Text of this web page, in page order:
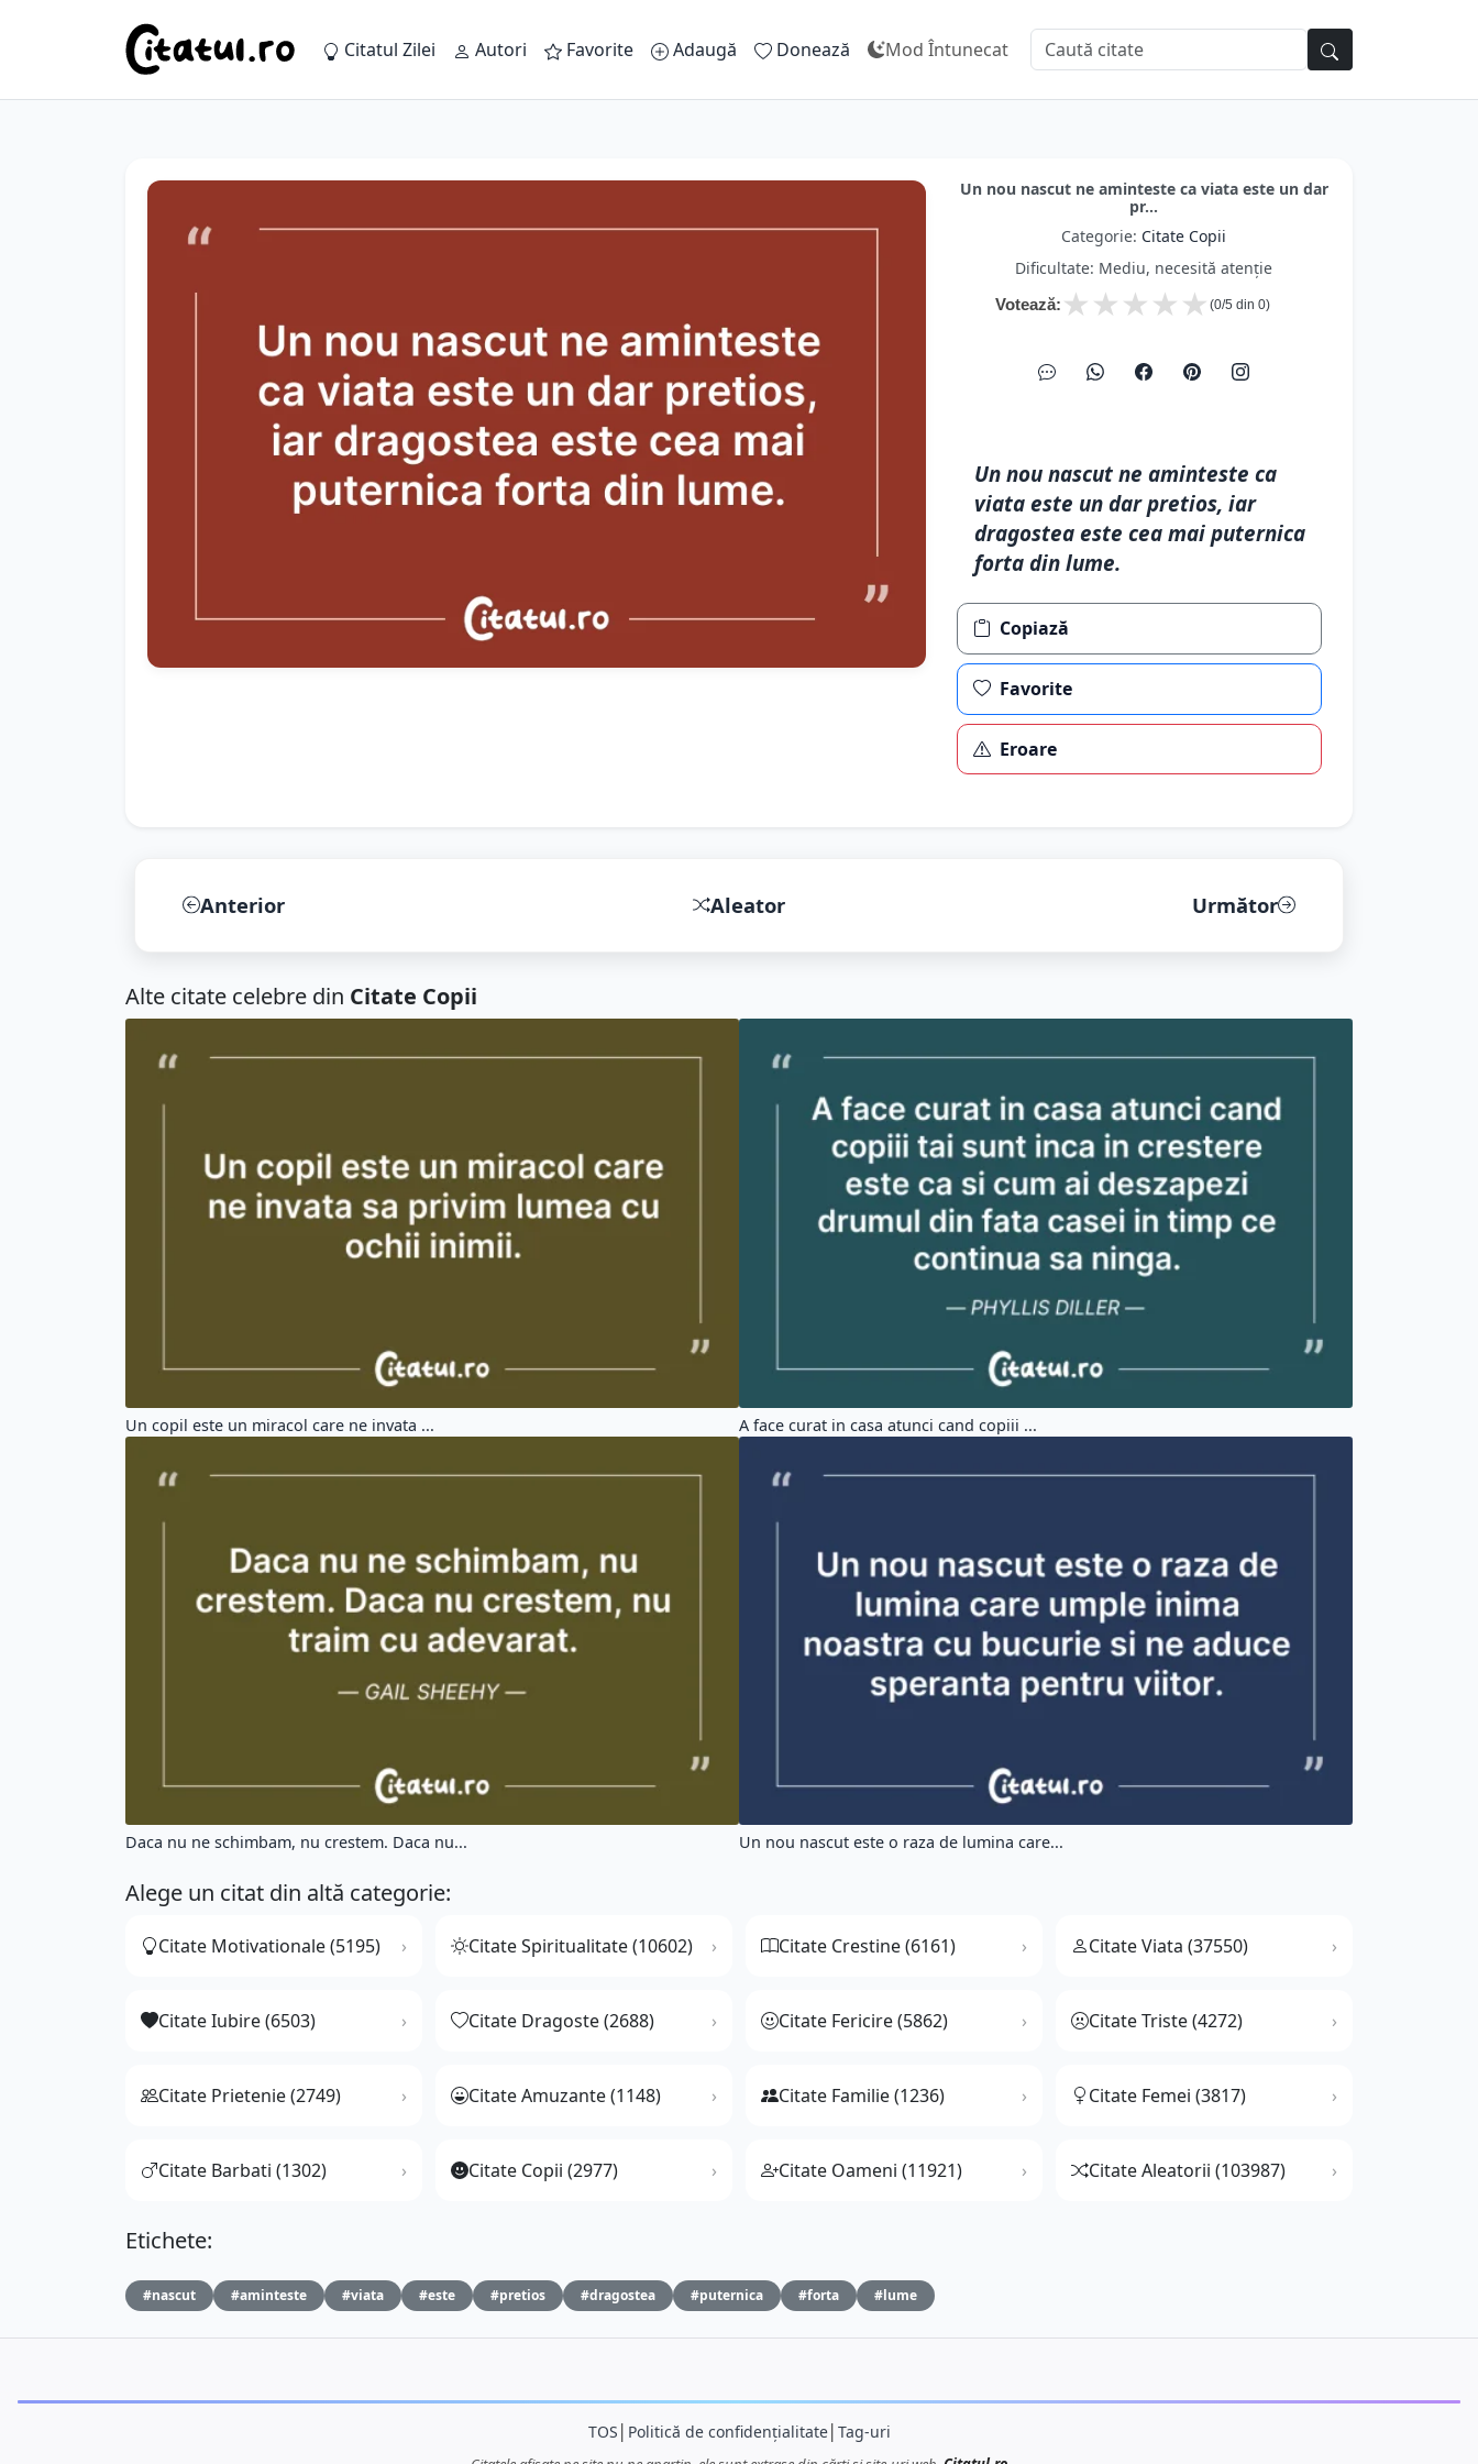
Citatul Zilei Autori Favorite Adaugă Donează Mod Întunecat
Un nou nascut ne aminteste ca viata este un dar
pr...
Categorie: Citate Copii
Dificultate: Mediu, necesită atenție
Votează: ★
★
★
★
★ (0/5 din 0)
Un nou nascut ne aminteste ca
viata este un dar pretios, iar
dragostea este cea mai puternica
forta din lume.
Copiază
Favorite
Eroare
Anterior Aleator Următor
Alte citate celebre din Citate Copii
Un copil este un miracol care ne invata ... A face curat in casa atunci cand copiii ...
Daca nu ne schimbam, nu crestem. Daca nu... Un nou nascut este o raza de lumina care...
Alege un citat din altă categorie:
Citate Motivationale (5195) Citate Spiritualitate (10602) Citate Crestine (6161) Citate Viata (37550)
Citate Iubire (6503) Citate Dragoste (2688) Citate Fericire (5862) Citate Triste (4272)
Citate Prietenie (2749) Citate Amuzante (1148) Citate Familie (1236) Citate Femei (3817)
Citate Barbati (1302) Citate Copii (2977) Citate Oameni (11921) Citate Aleatorii (103987)
Etichete:
#nascut #aminteste #viata #este #pretios #dragostea #puternica #forta #lume
TOS Politică de confidențialitate│ Tag-uri